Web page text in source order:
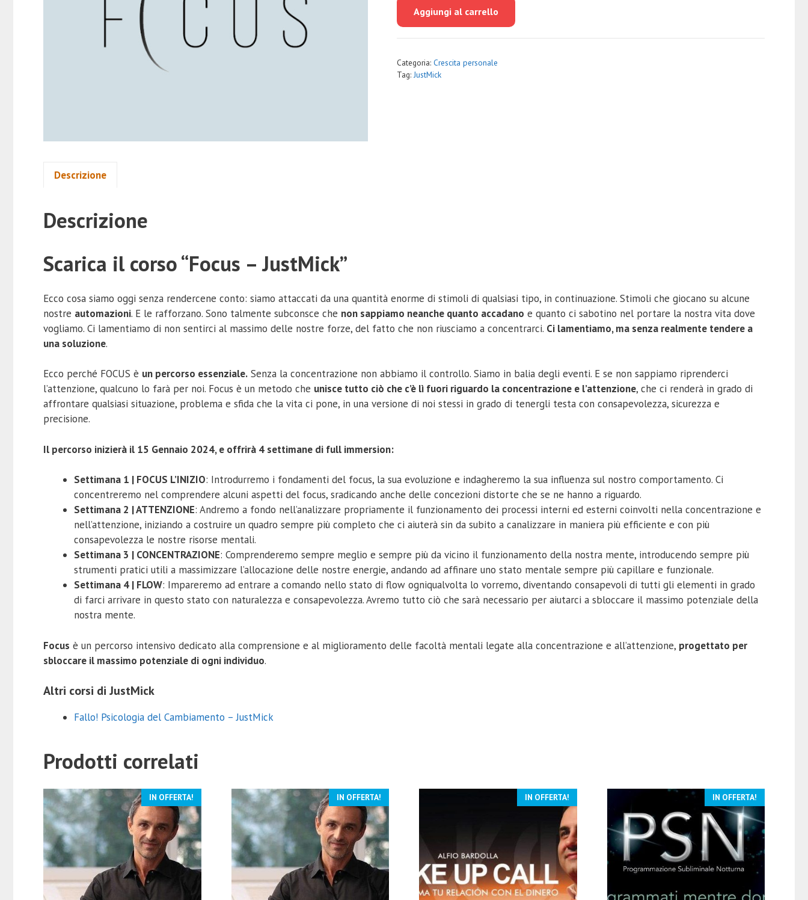
era:
è:
Aggiungi al carrello
Categoria: Crescita personale
Tag: JustMick
Descrizione
Descrizione
Scarica il corso “Focus – JustMick”
Ecco cosa siamo oggi senza rendercene conto: siamo attaccati da una quantità enorme di stimoli di qualsiasi tipo, in continuazione. Stimoli che giocano su alcune
nostre automazioni. E le rafforzano. Sono talmente subconsce che non sappiamo neanche quanto accadano e quanto ci sabotino nel portare la nostra vita dove
vogliamo. Ci lamentiamo di non sentirci al massimo delle nostre forze, del fatto che non riusciamo a concentrarci. Ci lamentiamo, ma senza realmente tendere a
una soluzione.
Ecco perché FOCUS è un percorso essenziale. Senza la concentrazione non abbiamo il controllo. Siamo in balia degli eventi. E se non sappiamo riprenderci
l’attenzione, qualcuno lo farà per noi. Focus è un metodo che unisce tutto ciò che c’è lì fuori riguardo la concentrazione e l’attenzione, che ci renderà in grado di
affrontare qualsiasi situazione, problema e sfida che la vita ci pone, in una versione di noi stessi in grado di tenergli testa con consapevolezza, sicurezza e
precisione.
Il percorso inizierà il 15 Gennaio 2024, e offrirà 4 settimane di full immersion:
Settimana 1 | FOCUS L’INIZIO: Introdurremo i fondamenti del focus, la sua evoluzione e indagheremo la sua influenza sul nostro comportamento. Ci
concentreremo nel comprendere alcuni aspetti del focus, sradicando anche delle concezioni distorte che se ne hanno a riguardo.
Settimana 2 | ATTENZIONE: Andremo a fondo nell’analizzare propriamente il funzionamento dei processi interni ed esterni coinvolti nella concentrazione e
nell’attenzione, iniziando a costruire un quadro sempre più completo che ci aiuterà sin da subito a canalizzare in maniera più efficiente e con più
consapevolezza le nostre risorse mentali.
Settimana 3 | CONCENTRAZIONE: Comprenderemo sempre meglio e sempre più da vicino il funzionamento della nostra mente, introducendo sempre più
strumenti pratici utili a massimizzare l’allocazione delle nostre energie, andando ad affinare uno stato mentale sempre più capillare e funzionale.
Settimana 4 | FLOW: Impareremo ad entrare a comando nello stato di flow ogniqualvolta lo vorremo, diventando consapevoli di tutti gli elementi in grado
di farci arrivare in questo stato con naturalezza e consapevolezza. Avremo tutto ciò che sarà necessario per aiutarci a sbloccare il massimo potenziale della
nostra mente.
Focus è un percorso intensivo dedicato alla comprensione e al miglioramento delle facoltà mentali legate alla concentrazione e all’attenzione, progettato per
sbloccare il massimo potenziale di ogni individuo.
Altri corsi di JustMick
Fallo! Psicologia del Cambiamento – JustMick
Prodotti correlati
IN OFFERTA! IN OFFERTA! IN OFFERTA! IN OFFERTA!